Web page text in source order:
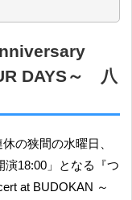
DAYS～ 八
演18:00」となる『つ
at BUDOKAN ～